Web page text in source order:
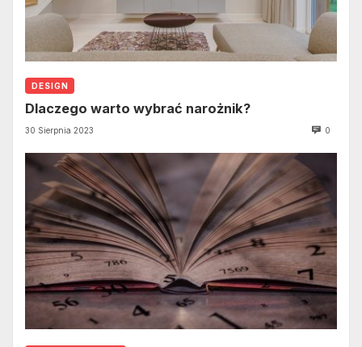
DESIGN
Dlaczego warto wybrać narożnik?
30 Sierpnia 2023 0